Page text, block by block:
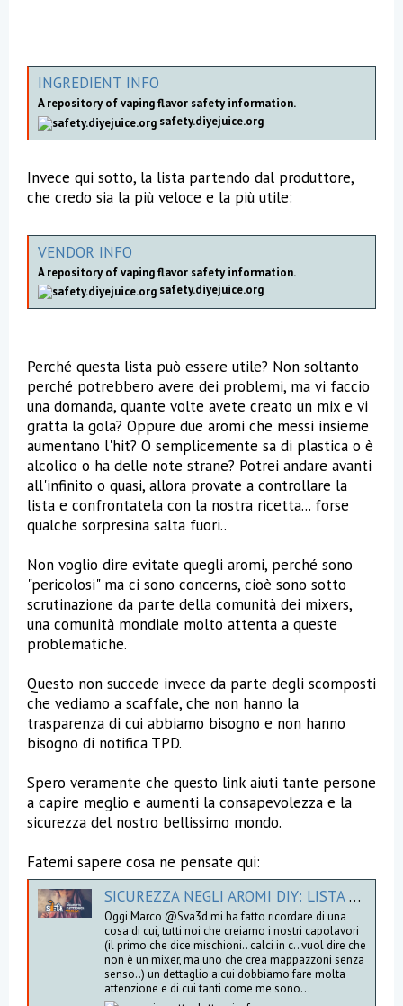
INGREDIENT INFO
A repository of vaping flavor safety information.
safety.diyejuice.org
Invece qui sotto, la lista partendo dal produttore,
che credo sia la più veloce e la più utile:
VENDOR INFO
A repository of vaping flavor safety information.
safety.diyejuice.org
Perché questa lista può essere utile? Non soltanto
perché potrebbero avere dei problemi, ma vi faccio
una domanda, quante volte avete creato un mix e vi
gratta la gola? Oppure due aromi che messi insieme
aumentano l'hit? O semplicemente sa di plastica o è
alcolico o ha delle note strane? Potrei andare avanti
all'infinito o quasi, allora provate a controllare la
lista e confrontatela con la nostra ricetta... forse
qualche sorpresina salta fuori..
Non voglio dire evitate quegli aromi, perché sono
"pericolosi" ma ci sono concerns, cioè sono sotto
scrutinazione da parte della comunità dei mixers,
una comunità mondiale molto attenta a queste
problematiche.
Questo non succede invece da parte degli scomposti
che vediamo a scaffale, che non hanno la
trasparenza di cui abbiamo bisogno e non hanno
bisogno di notifica TPD.
Spero veramente che questo link aiuti tante persone
a capire meglio e aumenti la consapevolezza e la
sicurezza del nostro bellissimo mondo.
Fatemi sapere cosa ne pensate qui:
SICUREZZA NEGLI AROMI DIY: LISTA DEGLI AROMI CON COMPONENTI PERICOLOSI
Oggi Marco @Sva3d mi ha fatto ricordare di una
cosa di cui, tutti noi che creiamo i nostri capolavori
(il primo che dice mischioni.. calci in c.. vuol dire che
non è un mixer, ma uno che crea mappazzoni senza
senso..) un dettaglio a cui dobbiamo fare molta
attenzione e di cui tanti come me sono...